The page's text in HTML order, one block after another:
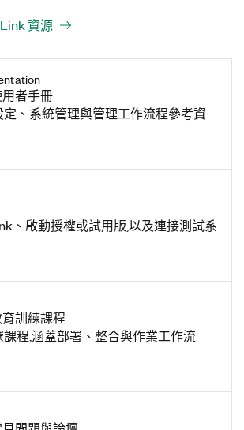
資源
者手冊
、系統管理與管理工作流程參考資
、啟動授權或試用版,以及連接測試系
訓練課程
程,涵蓋部署、整合與作業工作流